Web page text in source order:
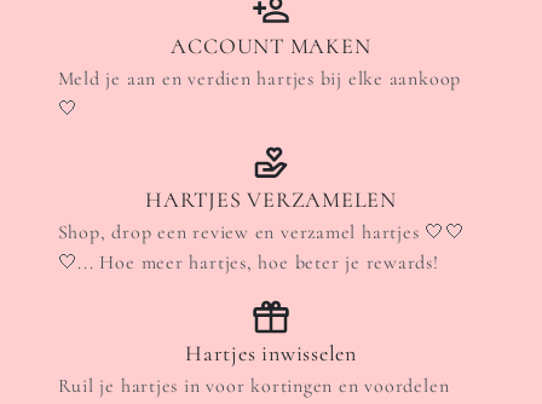
ACCOUNT MAKEN
Meld je aan en verdien hartjes bij elke aankoop
🤍
HARTJES VERZAMELEN
Shop, drop een review en verzamel hartjes 🤍🤍
🤍... Hoe meer hartjes, hoe beter je rewards!
Hartjes inwisselen
Ruil je hartjes in voor kortingen en voordelen